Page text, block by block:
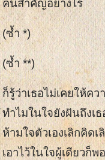
คนสำคัญอย่างไร
(ซ้ำ *)
(ซ้ำ **)
ก็รู้ว่าเธอไม่เคยให้ค
ทำไมในใจยังฝันถึงเธ
ห้ามใจตัวเองเลิกคิดเ
เอาไว้ในใจผู้เดียวก็พอ